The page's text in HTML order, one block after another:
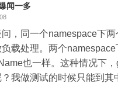
闻一多
，同一个namespace下
载处理。两个
也一样。这种情况下
我做测试的时候只能到其